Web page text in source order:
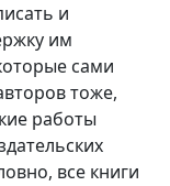
и
им
сами
тоже,
работы
все книги